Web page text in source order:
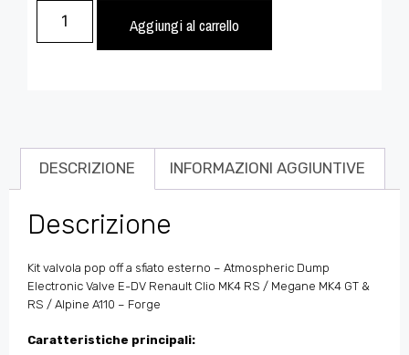
Aggiungi al carrello
DESCRIZIONE INFORMAZIONI AGGIUNTIVE
Descrizione
Kit valvola pop off a sfiato esterno – Atmospheric Dump
Electronic Valve E-DV Renault Clio MK4 RS / Megane MK4 GT &
RS / Alpine A110 – Forge
Caratteristiche principali: